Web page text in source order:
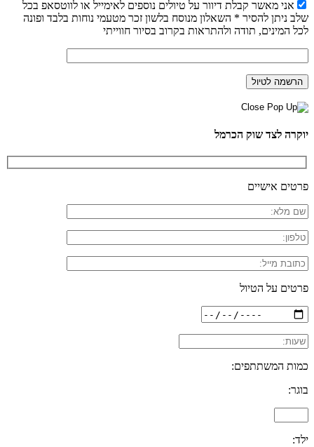
אני מאשר קבלת דיוור על טיולים נוספים לאימייל או לווטסאפ בכל
שלב ניתן להסיר * השאלון מנוסח בלשון זכר מטעמי נוחות בלבד ופונה
לכל המינים, תודה ולהתראות בקרוב בסיור חווייתי
יוקרה לצד שוק הכרמל
פרטים אישיים
פרטים על הטיול
כמות המשתתפים:
בוגר:
ילד: